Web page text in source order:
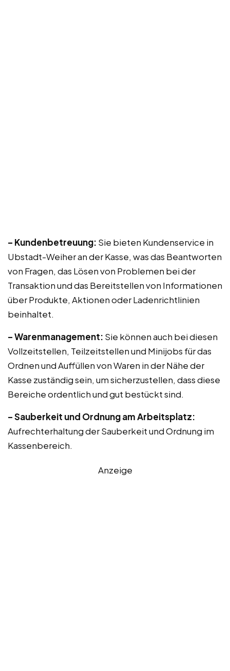
– Kundenbetreuung: Sie bieten Kundenservice in
Ubstadt-Weiher an der Kasse, was das Beantworten
von Fragen, das Lösen von Problemen bei der
Transaktion und das Bereitstellen von Informationen
über Produkte, Aktionen oder Ladenrichtlinien
beinhaltet.
– Warenmanagement: Sie können auch bei diesen
Vollzeitstellen, Teilzeitstellen und Minijobs für das
Ordnen und Auffüllen von Waren in der Nähe der
Kasse zuständig sein, um sicherzustellen, dass diese
Bereiche ordentlich und gut bestückt sind.
– Sauberkeit und Ordnung am Arbeitsplatz:
Aufrechterhaltung der Sauberkeit und Ordnung im
Kassenbereich.
Anzeige